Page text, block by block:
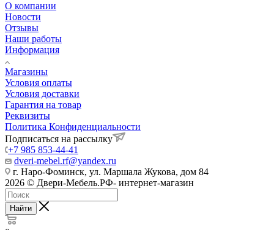
О компании
Новости
Отзывы
Наши работы
Информация
Магазины
Условия оплаты
Условия доставки
Гарантия на товар
Реквизиты
Политика Конфиденциальности
Подписаться на рассылку
+7 985 853-44-41
dveri-mebel.rf@yandex.ru
г. Наро-Фоминск, ул. Маршала Жукова, дом 84
2026 © Двери-Мебель.РФ- интернет-магазин
Найти